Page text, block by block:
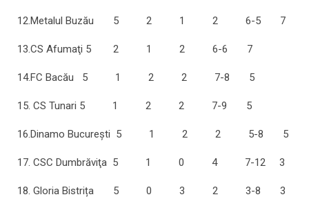
12.Metalul Buzău 5 2 1 2 6-5 7
13.CS Afumaţi 5 2 1 2 6-6 7
14.FC Bacău 5 1 2 2 7-8 5
15. CS Tunari 5 1 2 2 7-9 5
16.Dinamo Bucureşti 5 1 2 2 5-8 5
17. CSC Dumbrăviţa 5 1 0 4 7-12 3
18. Gloria Bistrița 5 0 3 2 3-8 3